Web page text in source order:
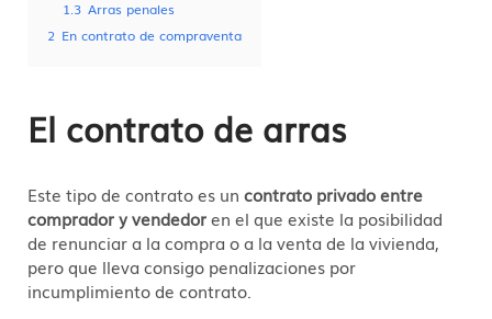
1.3 Arras penales
2 En contrato de compraventa
El contrato de arras
Este tipo de contrato es un contrato privado entre
comprador y vendedoren el que existe la posibilidad
de renunciar a la compra o a la venta de la vivienda,
pero que lleva consigo penalizaciones por
incumplimiento de contrato.